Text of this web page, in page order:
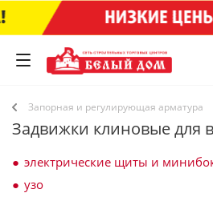
Запорная и регулирующая арматура
Задвижки клиновые для
электрические щиты и
узо